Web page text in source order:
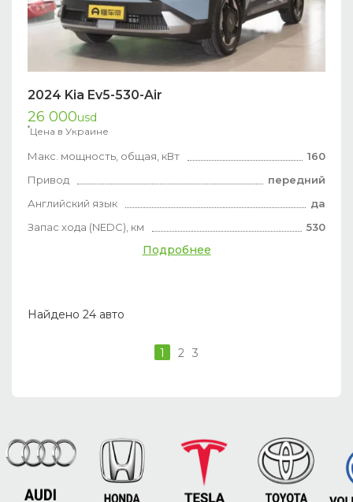
2024 Kia Ev5-530-Air
26 000usd
*Цена в Украине
Макс. мощность, общая, кВт
160
Привод
передний
Английский язык
да
Запас хода (NEDC), км
530
Подробнее
Найдено 24 авто
1 2 3